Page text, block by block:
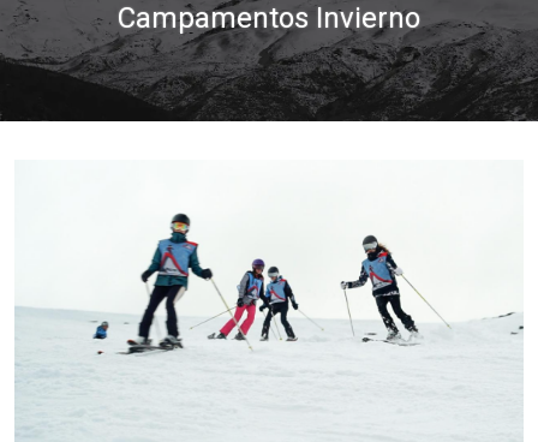
Campamentos Invierno